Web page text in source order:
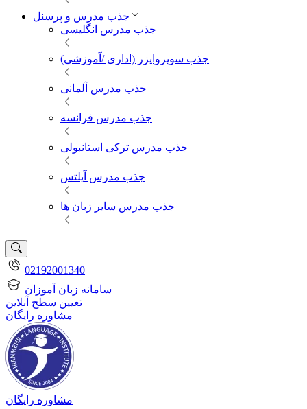
جذب مدرس و پرسنل
جذب مدرس انگلیسی
جذب سوپروایزر (اداری /آموزشی)
جذب مدرس آلمانی
جذب مدرس فرانسه
جذب مدرس ترکی استانبولی
جذب مدرس آیلتس
جذب مدرس سایر زبان ها
02192001340
سامانه زبان آموزان
تعیین سطح آنلاین
مشاوره رایگان
مشاوره رایگان